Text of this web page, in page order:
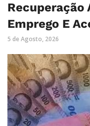
Recuperação
Emprego E
5 de Agosto, 2026